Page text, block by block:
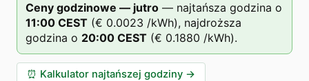
Ceny godzinowe — jutro — najtańsza godzina o
11:00 CEST (€ 0.0023 /kWh), najdroższa
godzina o 20:00 CEST (€ 0.1880 /kWh).
⏰ Kalkulator najtańszej godziny →